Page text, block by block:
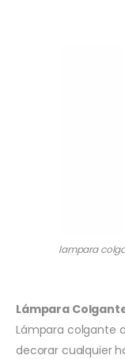
lampara
Lámpara
Lámpara colgante
decorar cualquier